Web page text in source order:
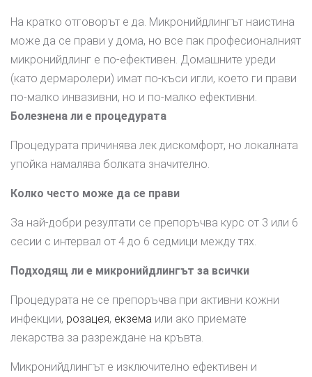
На кратко отговорът е да. Микронийдлингът наистина
може да се прави у дома, но все пак професионалният
микронийдлинг е по-ефективен. Домашните уреди
(като дермаролери) имат по-къси игли, което ги прави
по-малко инвазивни, но и по-малко ефективни.
Болезнена ли е процедурата
Процедурата причинява лек дискомфорт, но локалната
упойка намалява болката значително.
Колко често може да се прави
За най-добри резултати се препоръчва курс от 3 или 6
сесии с интервал от 4 до 6 седмици между тях.
Подходящ ли е микронийдлингът за всички
Процедурата не се препоръчва при активни кожни
инфекции, розацея, екзема или ако приемате
лекарства за разреждане на кръвта.
Микронийдлингът е изключително ефективен и